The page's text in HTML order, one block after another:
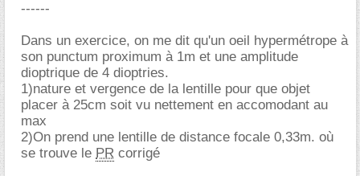
------
Dans un exercice, on me dit qu'un oeil hypermétrope à
son punctum proximum à 1m et une amplitude
dioptrique de 4 dioptries.
1)nature et vergence de la lentille pour que objet
placer à 25cm soit vu nettement en accomodant au
max
2)On prend une lentille de distance focale 0,33m. où
se trouve le PR corrigé